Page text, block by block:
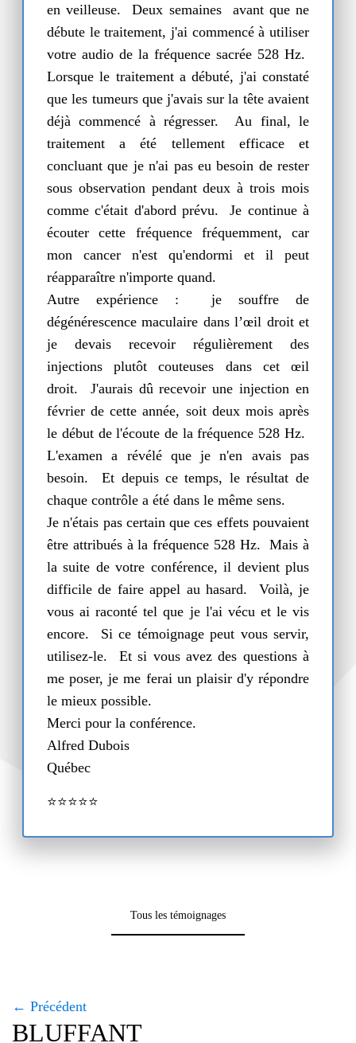
en veilleuse. Deux semaines avant que ne
débute le traitement, j'ai commencé à utiliser
votre audio de la fréquence sacrée 528 Hz.
Lorsque le traitement a débuté, j'ai constaté
que les tumeurs que j'avais sur la tête avaient
déjà commencé à régresser. Au final, le
traitement a été tellement efficace et
concluant que je n'ai pas eu besoin de rester
sous observation pendant deux à trois mois
comme c'était d'abord prévu. Je continue à
écouter cette fréquence fréquemment, car
mon cancer n'est qu'endormi et il peut
réapparaître n'importe quand.
Autre expérience : je souffre de
dégénérescence maculaire dans l’œil droit et
je devais recevoir régulièrement des
injections plutôt couteuses dans cet œil
droit. J'aurais dû recevoir une injection en
février de cette année, soit deux mois après
le début de l'écoute de la fréquence 528 Hz.
L'examen a révélé que je n'en avais pas
besoin. Et depuis ce temps, le résultat de
chaque contrôle a été dans le même sens.
Je n'étais pas certain que ces effets pouvaient
être attribués à la fréquence 528 Hz. Mais à
la suite de votre conférence, il devient plus
difficile de faire appel au hasard. Voilà, je
vous ai raconté tel que je l'ai vécu et le vis
encore. Si ce témoignage peut vous servir,
utilisez-le. Et si vous avez des questions à
me poser, je me ferai un plaisir d'y répondre
le mieux possible.
Merci pour la conférence.
Alfred Dubois
Québec
⭐⭐⭐⭐⭐
Tous les témoignages
← Précédent
BLUFFANT